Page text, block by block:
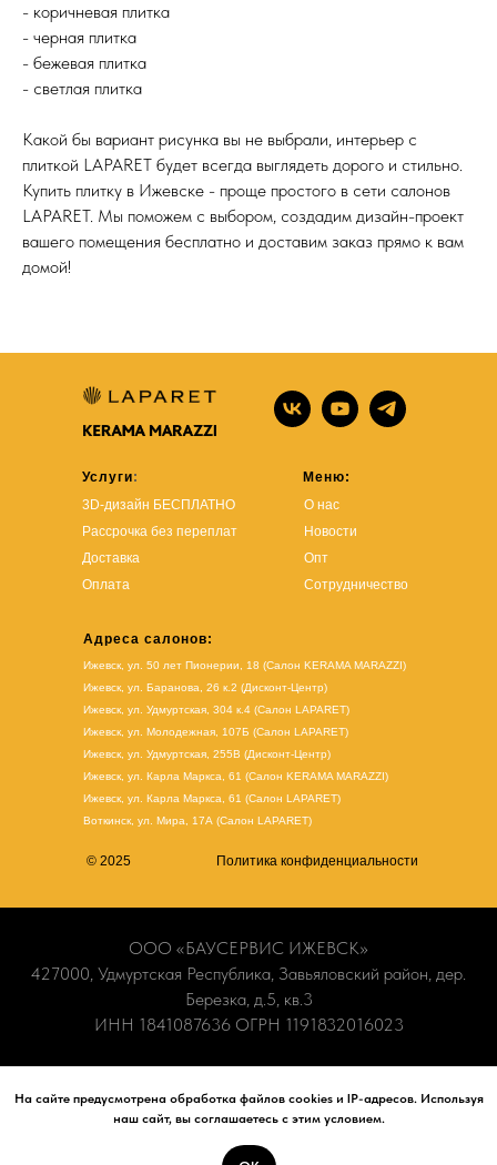
На сайте предусмотрена обработка файлов cookies и IP-адресов. Используя
наш сайт, вы соглашаетесь с этим условием.
- коричневая плитка
- черная плитка
- бежевая плитка
- светлая плитка
Какой бы вариант рисунка вы не выбрали, интерьер с
плиткой LAPARET будет всегда выглядеть дорого и стильно.
Купить плитку в Ижевске - проще простого в сети салонов
LAPARET. Мы поможем с выбором, создадим дизайн-проект
вашего помещения бесплатно и доставим заказ прямо к вам
домой!
Услуги:
3D-дизайн БЕСПЛАТНО
Рассрочка без переплат
Доставка
Оплата
Меню:
О нас
Новости
Опт
Сотрудничество
Адреса салонов:
Ижевск, ул. 50 лет Пионерии, 18 (Салон KERAMA MARAZZI)
Ижевск, ул. Баранова, 26 к.2 (Дисконт-Центр)
Ижевск, ул. Удмуртская, 304 к.4 (Салон LAPARET)
Ижевск, ул. Молодежная, 107Б (Салон LAPARET)
Ижевск, ул. Удмуртская, 255В (Дисконт-Центр)
Ижевск, ул. Карла Маркса, 61 (Салон KERAMA MARAZZI)
Ижевск, ул. Карла Маркса, 61 (Салон LAPARET)
Воткинск, ул. Мира, 17А (Салон LAPARET)
© 2025 Политика конфиденциальности
ООО «БАУСЕРВИС ИЖЕВСК»
427000, Удмуртская Республика, Завьяловский район, дер.
Березка, д.5, кв.3
ИНН 1841087636 ОГРН 1191832016023
публичной офертой. Наличие и актуальные цены вы можете
уточнить по телефону+7 (965) 840-70-90или в наших
салонах.